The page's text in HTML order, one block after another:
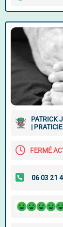
PATRICK
|
FERMÉ